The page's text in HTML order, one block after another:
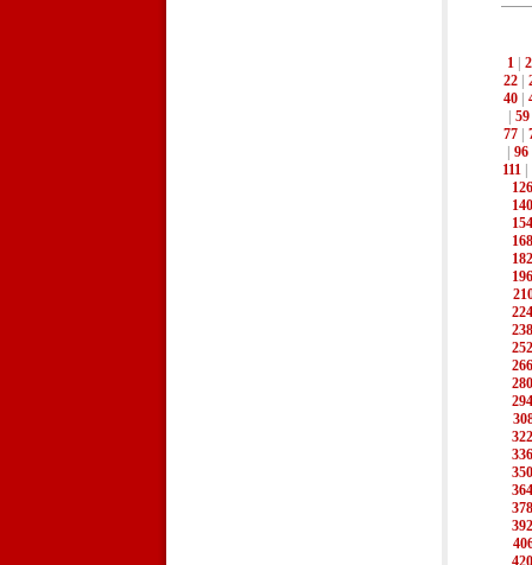
1
2
22
40|
59
77|
96
111|
126
140
154
168
182
196
224
238
252
266
280
294
322
336
350
364
378
392
420